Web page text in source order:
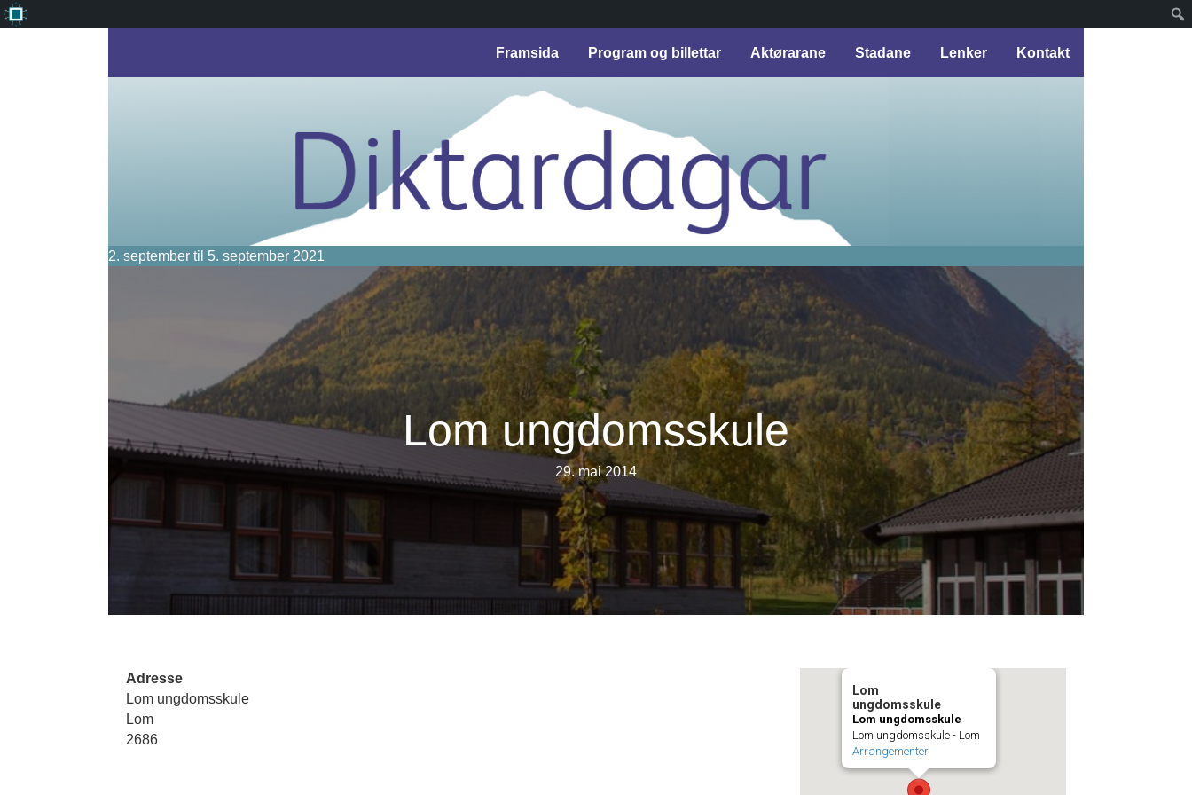
Om
Framsida Program og billettar Aktørarane Stadane Lenker Kontakt
2. september til 5. september 2021
Lom ungdomsskule
29. mai 2014
Lom
ungdomsskule
Lom ungdomsskule
Lom ungdomsskule - Lom
Arrangementer
Adresse
Lom ungdomsskule
Lom
2686